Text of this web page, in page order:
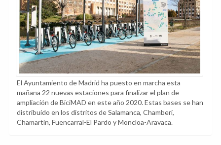
El Ayuntamiento de Madrid ha puesto en marcha esta
mañana 22 nuevas estaciones para finalizar el plan de
ampliación de BiciMAD en este año 2020. Estas bases se han
distribuido en los distritos de Salamanca, Chamberí,
Chamartín, Fuencarral-El Pardo y Moncloa-Aravaca.